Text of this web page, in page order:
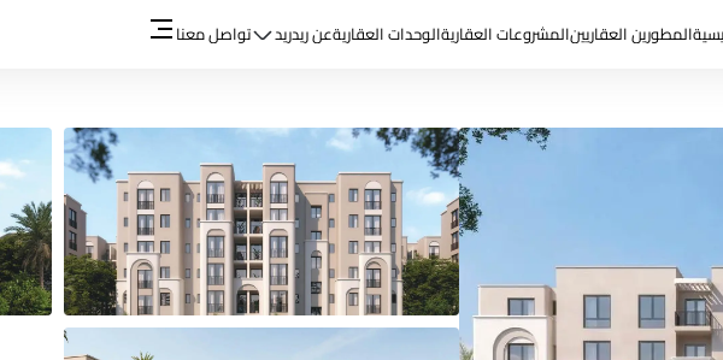
المطورين العقاريينالمشروعات العقاريةالوحدات العقاريةعن ريدريد تواصل معنا